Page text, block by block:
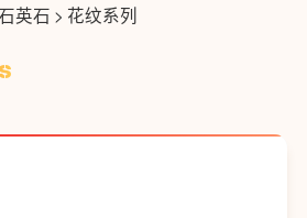
英石 > 花纹系列